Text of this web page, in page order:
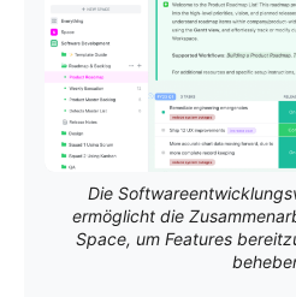
Die
ermöglicht die
Space, um Features